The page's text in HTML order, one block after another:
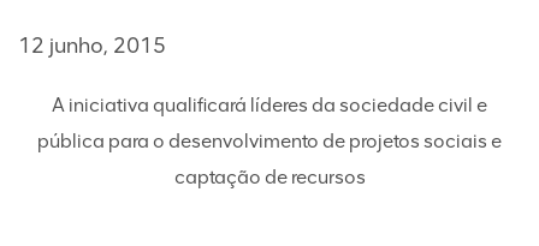
12 junho, 2015
A iniciativa qualificará líderes da sociedade civil e
pública para o desenvolvimento de projetos sociais e
captação de recursos